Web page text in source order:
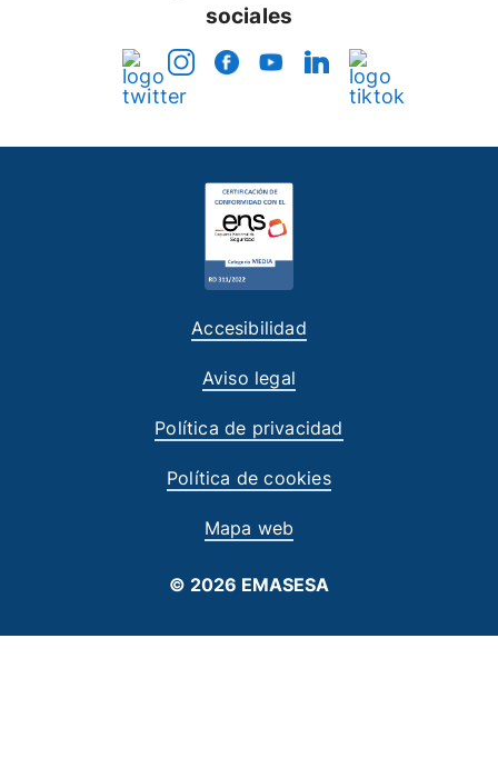
sociales
Accesibilidad
Aviso legal
Política de privacidad
Política de cookies
Mapa web
© 2026 EMASESA